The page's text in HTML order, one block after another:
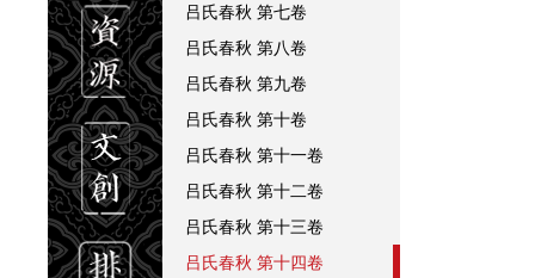
吕氏春秋 第七卷
吕氏春秋 第八卷
吕氏春秋 第九卷
吕氏春秋 第十卷
吕氏春秋 第十一卷
吕氏春秋 第十二卷
吕氏春秋 第十三卷
吕氏春秋 第十四卷